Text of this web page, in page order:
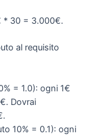
* 30 = 3.000€.
al requisito
= 1.0): ogni 1€
Dovrai
10% = 0.1): ogni